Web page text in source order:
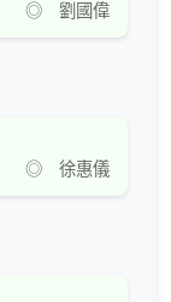
◎ 劉國偉
◎ 徐惠儀